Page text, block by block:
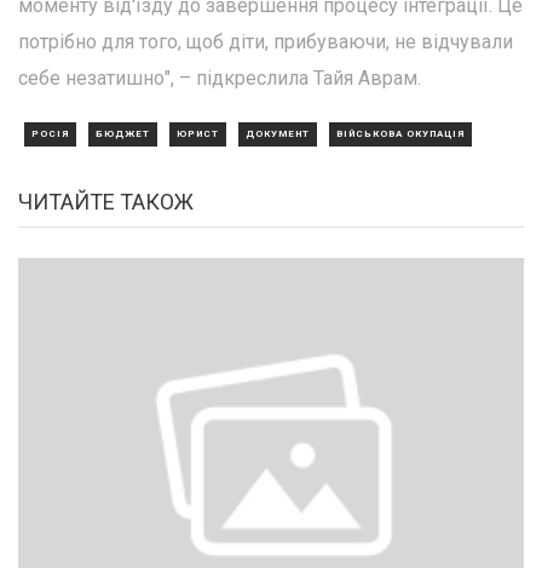
моменту від'їзду до завершення процесу інтеграції. Це
потрібно для того, щоб діти, прибуваючи, не відчували
себе незатишно", – підкреслила Тайя Аврам.
РОСІЯ БЮДЖЕТ ЮРИСТ ДОКУМЕНТ ВІЙСЬКОВА ОКУПАЦІЯ
ЧИТАЙТЕ ТАКОЖ